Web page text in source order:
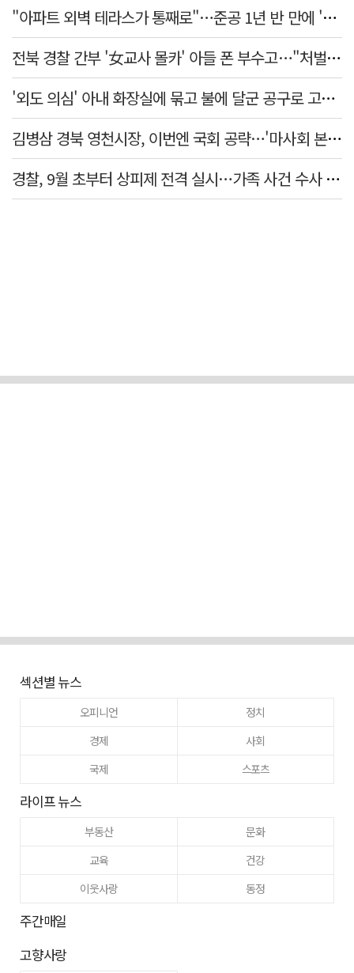
"아파트 외벽 테라스가 통째로"…준공 1년 반 만에 '아찔 사고'
전북 경찰 간부 '女교사 몰카' 아들 폰 부수고…"처벌 못하는 사안" 내부망에 글
'외도 의심' 아내 화장실에 묶고 불에 달군 공구로 고문…남편 검거
김병삼 경북 영천시장, 이번엔 국회 공략…'마사회 본사 이전·광역교통망 확충' 요청
경찰, 9월 초부터 상피제 전격 실시…가족 사건 수사 못해
섹션별 뉴스
오피니언
정치
경제
사회
국제
스포츠
라이프 뉴스
부동산
문화
교육
건강
이웃사랑
동정
주간매일
고향사랑